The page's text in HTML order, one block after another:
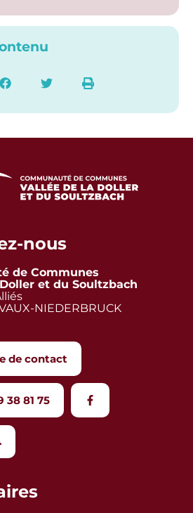
nous
de Communes
et du Soultzbach
NIEDERBRUCK
de contact
38 81 75